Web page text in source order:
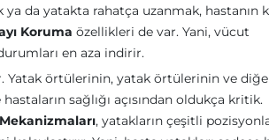
da yatakta rahatça uzanmak, hastanın
Koruma özellikleri de var. Yani, vücut
en aza indirir.
Yatak örtülerinin, yatak örtülerinin ve
sağlığı açısından oldukça kritik.
, yatakların çeşitli